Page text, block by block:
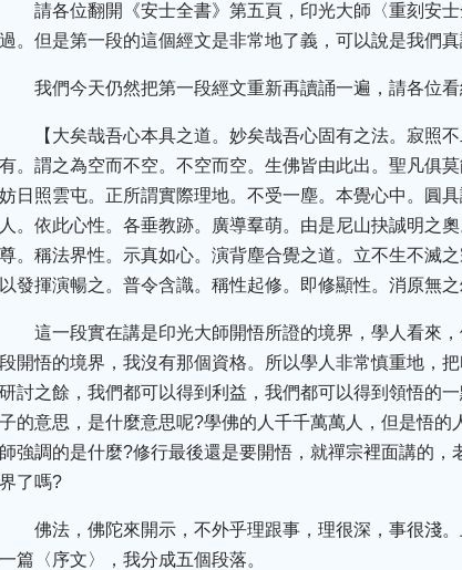
請各位翻開《安士全書》第五頁，印光大師〈重刻安
過。但是第一段的這個經文是非常地了義，可以說是我們
我們今天仍然把第一段經文重新再讀誦一遍，請各位看
【大矣哉吾心本具之道。妙矣哉吾心固有之法。寂照
有。謂之為空而不空。不空而空。生佛皆由此出。聖凡俱
妨日照雲屯。正所謂實際理地。不受一塵。本覺心中。圓
人。依此心性。各垂教跡。廣導羣萌。由是尼山抉誠明之
尊。稱法界性。示真如心。演背塵合覺之道。立不生不滅
以發揮演暢之。普令含識。稱性起修。即修顯性。消原無
這一段實在講是印光大師開悟所證的境界，學人看來
段開悟的境界，我沒有那個資格。所以學人非常慎重地，
研討之餘，我們都可以得到利益，我們都可以得到領悟的
子的意思，是什麼意思呢?學佛的人千千萬萬人，但是悟
師強調的是什麼?修行最後還是要開悟，就禪宗裡面講的
界了嗎?
佛法，佛陀來開示，不外乎理跟事，理很深，事很淺
一篇〈序文〉，我分成五個段落。